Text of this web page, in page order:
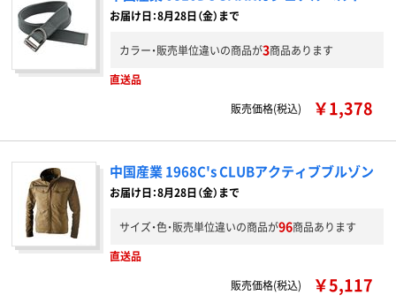
お届け日：8月28日（金）まで
カラー・販売単位違いの商品が3商品あります
直送品
販売価格(税込)
￥1,378
中国産業 1968C's CLUBアクティブブルゾン
お届け日：8月28日（金）まで
サイズ・色・販売単位違いの商品が96商品あります
直送品
販売価格(税込)
￥5,117